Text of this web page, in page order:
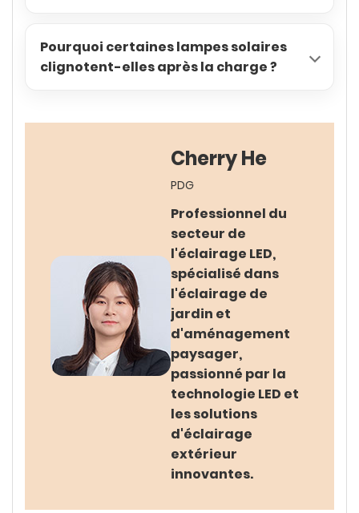
Pourquoi certaines lampes solaires
clignotent-elles après la charge ?
Cherry He
PDG
Professionnel du
secteur de
l'éclairage LED,
spécialisé dans
l'éclairage de
jardin et
d'aménagement
paysager,
passionné par la
technologie LED et
les solutions
d'éclairage
extérieur
innovantes.